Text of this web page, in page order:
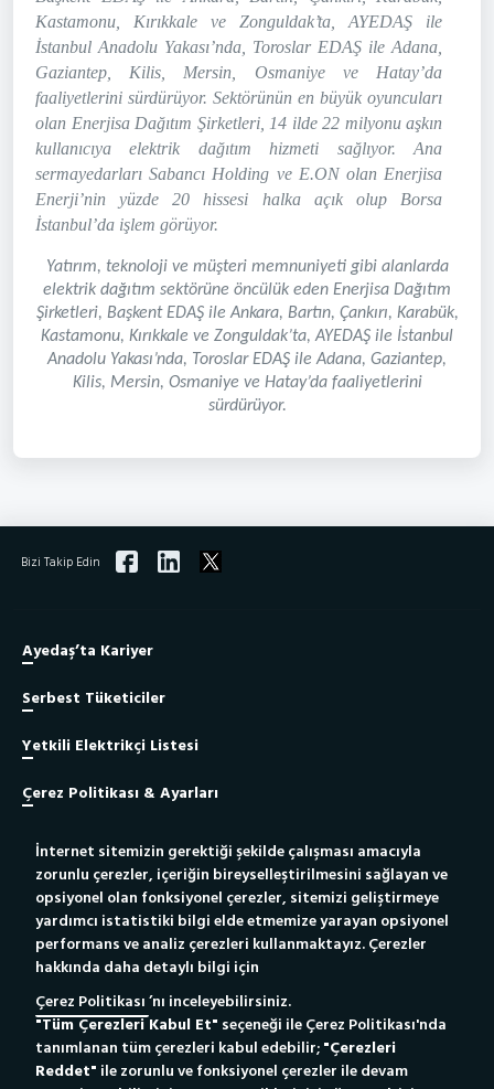
Kastamonu, Kırıkkale ve Zonguldak’ta, AYEDAŞ ile
İstanbul Anadolu Yakası’nda, Toroslar EDAŞ ile Adana,
Gaziantep, Kilis, Mersin, Osmaniye ve Hatay’da
faaliyetlerini sürdürüyor. Sektörünün en büyük oyuncuları
olan Enerjisa Dağıtım Şirketleri, 14 ilde 22 milyonu aşkın
kullanıcıya elektrik dağıtım hizmeti sağlıyor. Ana
sermayedarları Sabancı Holding ve E.ON olan Enerjisa
Enerji’nin yüzde 20 hissesi halka açık olup Borsa
İstanbul’da işlem görüyor.
Yatırım, teknoloji ve müşteri memnuniyeti gibi alanlarda
elektrik dağıtım sektörüne öncülük eden Enerjisa Dağıtım
Şirketleri, Başkent EDAŞ ile Ankara, Bartın, Çankırı, Karabük,
Kastamonu, Kırıkkale ve Zonguldak’ta, AYEDAŞ ile İstanbul
Anadolu Yakası’nda, Toroslar EDAŞ ile Adana, Gaziantep,
Kilis, Mersin, Osmaniye ve Hatay’da faaliyetlerini
sürdürüyor.
Bizi Takip Edin
Ayedaş’ta Kariyer
Serbest Tüketiciler
Yetkili Elektrikçi Listesi
Çerez Politikası & Ayarları
Site Haritası
Bilgi Toplumu Hizmeti
Yetkili Elektrikçiler İçin Yeni Bağlantı Portalı
Whatsapp Destek Hattı
Tıkla Mesajını Gönder
186
İnternet sitemizin gerektiği şekilde çalışması amacıyla
zorunlu çerezler, içeriğin bireyselleştirilmesini sağlayan ve
opsiyonel olan fonksiyonel çerezler, sitemizi geliştirmeye
yardımcı istatistiki bilgi elde etmemize yarayan opsiyonel
performans ve analiz çerezleri kullanmaktayız. Çerezler
hakkında daha detaylı bilgi için
Çerez Politikası’nı inceleyebilirsiniz.
"Tüm Çerezleri Kabul Et" seçeneği ile Çerez Politikası'nda
tanımlanan tüm çerezleri kabul edebilir;"Çerezleri
Reddet" ile zorunlu ve fonksiyonel çerezler ile devam